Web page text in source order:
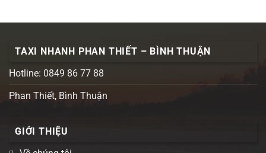
TAXI NHANH PHAN THIẾT – BÌNH THUẬN
Hotline: 0849 86 77 88
Phan Thiết, Bình Thuận
GIỚI THIỆU